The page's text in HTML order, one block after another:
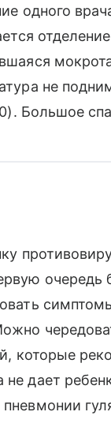
одного
не
Большое
очередь
которые
дает